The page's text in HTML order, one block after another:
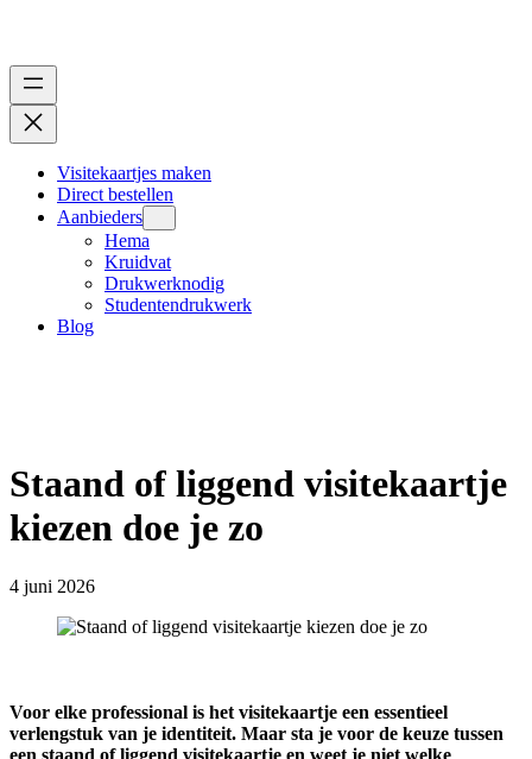
Visitekaartjes maken
Direct bestellen
Aanbieders
Hema
Kruidvat
Drukwerknodig
Studentendrukwerk
Blog
Staand of liggend visitekaartje
kiezen doe je zo
4 juni 2026
Voor elke professional is het visitekaartje een essentieel
verlengstuk van je identiteit. Maar sta je voor de keuze tussen
een staand of liggend visitekaartje en weet je niet welke